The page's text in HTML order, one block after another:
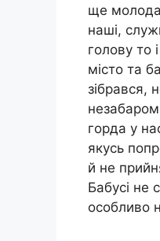
ще
наші,
голову то
місто та
зібрався,
горда у
якусь
й не
Бабусі не
особливо